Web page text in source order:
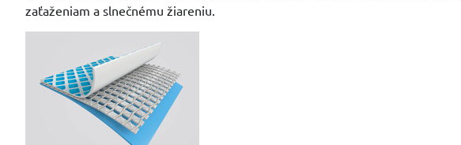
zaťaženiam a slnečnému žiareniu.